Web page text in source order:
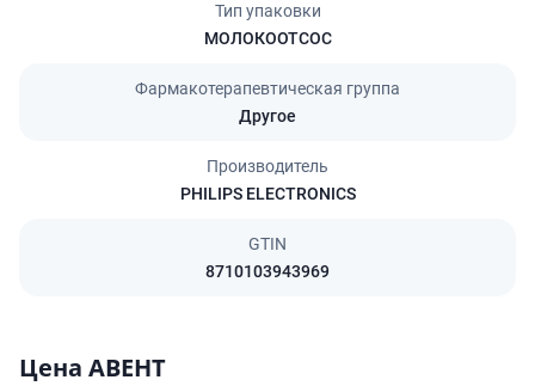
Тип упаковки
МОЛОКООТСОС
Фармакотерапевтическая группа
Другое
Производитель
PHILIPS ELECTRONICS
GTIN
8710103943969
Цена АВЕНТ